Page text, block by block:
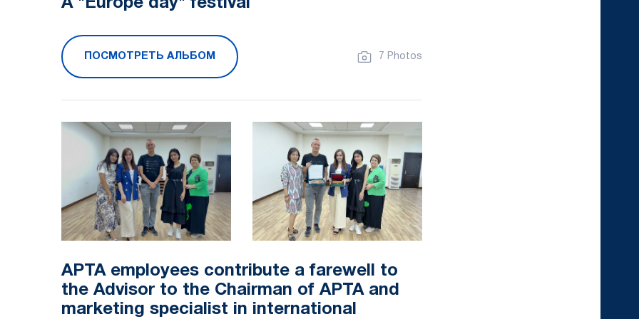
A "Europe day" festival
ПОСМОТРЕТЬ АЛЬБОМ 7 Photos
APTA employees contribute a farewell to
the Advisor to the Chairman of APTA and
marketing specialist in international